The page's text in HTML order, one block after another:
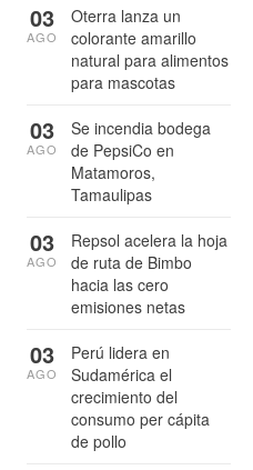
Oterra lanza un
colorante amarillo
natural para alimentos
para mascotas
03
AGO
Se incendia bodega
de PepsiCo en
Matamoros,
Tamaulipas
03
AGO
Repsol acelera la hoja
de ruta de Bimbo
hacia las cero
emisiones netas
03
AGO
Perú lidera en
Sudamérica el
crecimiento del
consumo per cápita
de pollo
03
AGO